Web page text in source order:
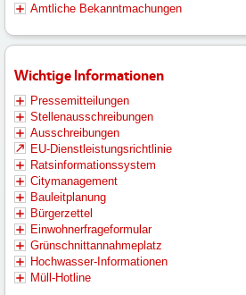
Amtliche Bekanntmachungen
Wichtige Informationen
Pressemitteilungen
Stellenausschreibungen
Ausschreibungen
EU-Dienstleistungsrichtlinie
Ratsinformationssystem
Citymanagement
Bauleitplanung
Bürgerzettel
Einwohnerfrageformular
Grünschnittannahmeplatz
Hochwasser-Informationen
Müll-Hotline